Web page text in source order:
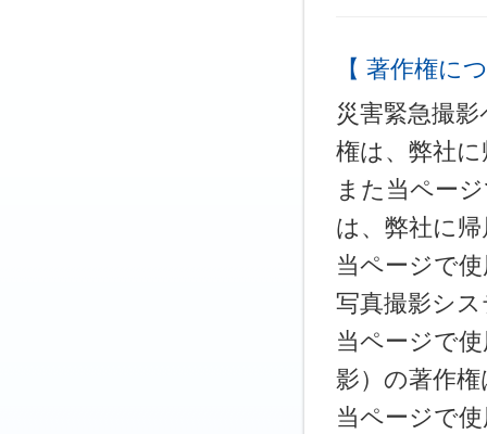
【 著作権に
災害緊急撮
権は、弊社
また当ペー
は、弊社に
当ページで
写真撮影シ
当ページで
影）の著作
当ページで